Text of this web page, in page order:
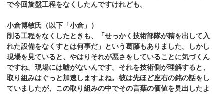
で今回旋盤工程をなくしたんですけれども。
小倉博敏氏（以下「小倉」）
削る工程をなくしたときも、「せっかく技術部隊が精を出して入
れた設備をなくすとは何事だ」という葛藤もありました。しかし
現場を見ていると、やはりそれが悪さをしていることに気づくん
ですね。現場には嘘がないんです。それを技術側が理解すると、
取り組みはぐっと加速しますよね。彼は先ほど座右の銘の話をし
ていましたが、この取り組みの中でその言葉の価値を見出したよ